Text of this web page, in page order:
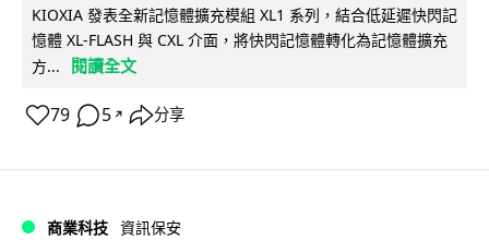
KIOXIA 發表全新記憶體擴充模組 XL1 系列，結合低延遲快閃記
憶體 XL-FLASH 與 CXL 介面，將快閃記憶體轉化為記憶體擴充
方...
閱讀全文
79 5 ↗ 分享
商業科技 資訊保安